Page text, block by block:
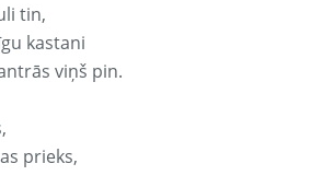
tin,
kastani
viņš pin.
prieks,